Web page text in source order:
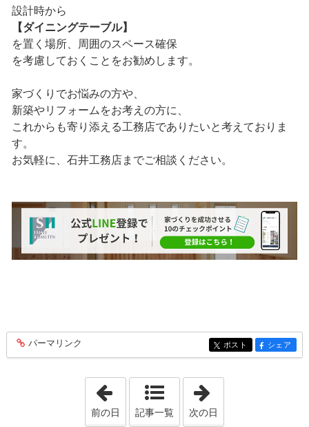
設計時から
【ダイニングテーブル】
を置く場所、周囲のスペース確保
を考慮しておくことをお勧めします。
家づくりでお悩みの方や、
新築やリフォームをお考えの方に、
これからも寄り添える工務店でありたいと考えておりま
す。
お気軽に、石井工務店までご相談ください。
entry293
パーマリンク entry293
ポスト entry293
シェア
「2023年11月11日」
前の日 記事一覧 次の日